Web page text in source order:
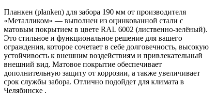
Планкен (planken) для забора 190 мм от производителя
«Металликом» — выполнен из оцинкованной стали с
матовым покрытием в цвете RAL 6002 (лиственно-зелёный).
Это стильное и функциональное решение для вашего
ограждения, которое сочетает в себе долговечность, высокую
устойчивость к внешним воздействиям и привлекательный
внешний вид. Матовое покрытие обеспечивает
дополнительную защиту от коррозии, а также увеличивает
срок службы забора. Отлично подойдет для климата в
Челябинске .